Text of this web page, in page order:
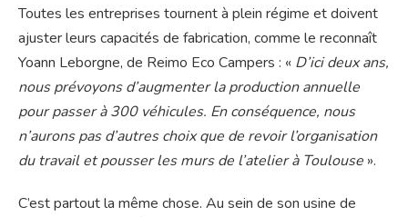
Toutes les entreprises tournent à plein régime et doivent
ajuster leurs capacités de fabrication, comme le reconnaît
Yoann Leborgne, de Reimo Eco Campers : « D’ici deux ans,
nous prévoyons d’augmenter la production annuelle
pour passer à 300 véhicules. En conséquence, nous
n’aurons pas d’autres choix que de revoir l’organisation
du travail et pousser les murs de l’atelier à Toulouse ».
C’est partout la même chose. Au sein de son usine de